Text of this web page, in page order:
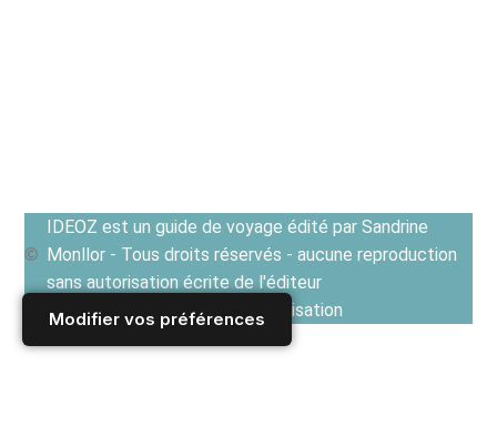
Modifier vos préférences
IDEOZ est un guide de voyage édité par Sandrine
Monllor - Tous droits réservés - aucune reproduction
sans autorisation écrite de l'éditeur
Voir les Conditions générales d'utilisation